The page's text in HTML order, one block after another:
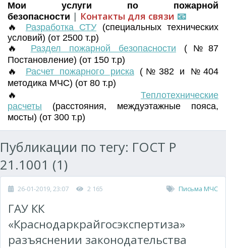
Мои услуги по пожарной
безопасности | Контакты для связи 📧
🔥 Разработка СТУ (специальных технических
условий) (от 2500 т.р)
🔥 Раздел пожарной безопасности (№87
Постановление) (от 150 т.р)
🔥 Расчет пожарного риска(№382 и №404
методика МЧС) (от 80 т.р)
🔥 Теплотехнические
расчеты (расстояния, междуэтажные пояса,
мосты) (от 300 т.р)
Публикации по тегу: ГОСТ Р
21.1001 (1)
26-01-2019, 23:07 2 165 Письма МЧС
ГАУ КК
«Краснодаркрайгосэкспертиза»
разъяснении законодательства